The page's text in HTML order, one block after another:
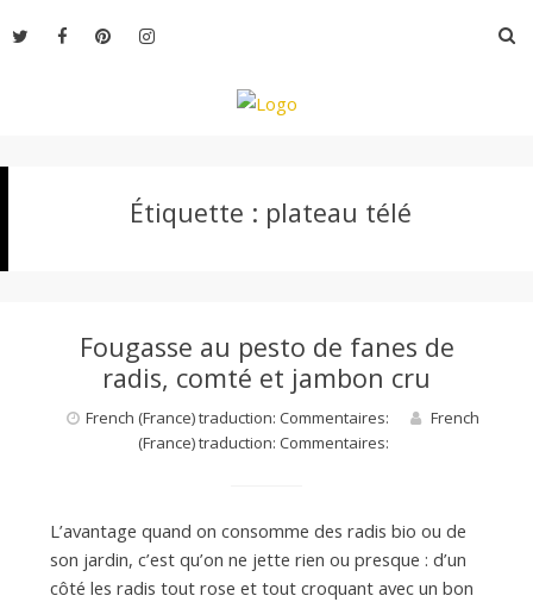
au
Étiquette : plateau télé
Fougasse au pesto de fanes de
radis, comté et jambon cru
French (France) traduction: Commentaires:
French
(France) traduction: Commentaires:
L’avantage quand on consomme des radis bio ou de
son jardin, c’est qu’on ne jette rien ou presque : d’un
côté les radis tout rose et tout croquant avec un bon